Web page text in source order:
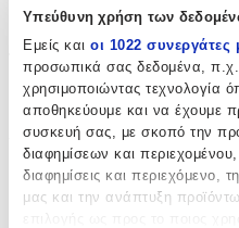
Υπεύθυνη χρήση των
Εμείς και οι 1022 συνεργάτες
προσωπικά σας δεδομένα, π.χ.
χρησιμοποιώντας τεχνολογία
αποθηκεύουμε και να έχουμε
συσκευή σας, με σκοπό την
διαφημίσεων και περιεχομένου,
διαφημίσεις και περιεχόμενο,
μας και την ανάπτυξη
Τρόλεϊ
Τάξη
Δημοτικού
Λίτρα:
13
lt